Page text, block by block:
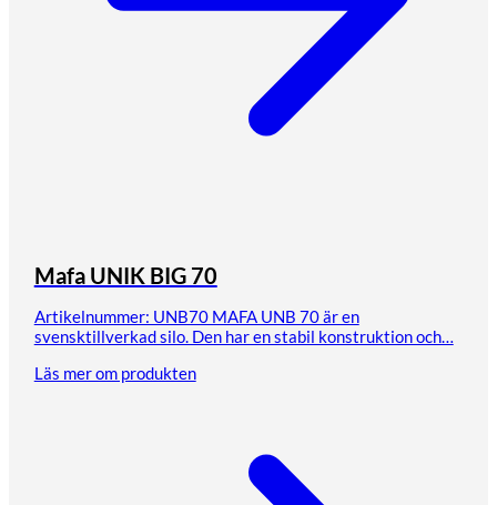
Mafa UNIK BIG 70
Artikelnummer: UNB70 MAFA UNB 70 är en
svensktillverkad silo. Den har en stabil konstruktion och…
Läs mer om produkten